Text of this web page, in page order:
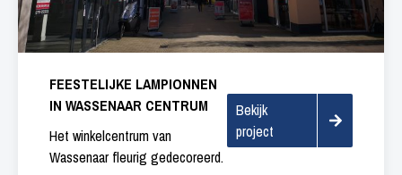
FEESTELIJKE LAMPIONNEN
IN WASSENAAR CENTRUM
Het winkelcentrum van
Wassenaar fleurig gedecoreerd.
Bekijk
project